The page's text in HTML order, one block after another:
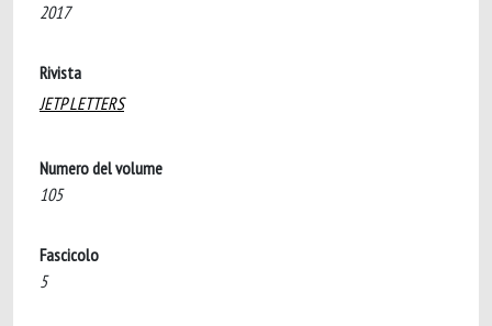
2017
Rivista
JETP LETTERS
Numero del volume
105
Fascicolo
5